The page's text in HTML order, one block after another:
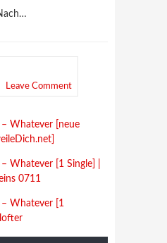
Leave Comment
Whatever [neue
Whatever [1 Single] |
0711
– Whatever [1